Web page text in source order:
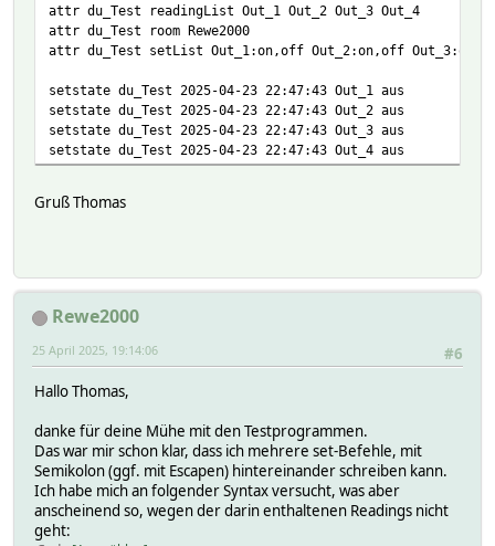
attr du_Test readingList Out_1 Out_2 Out_3 Out_4
attr du_Test room Rewe2000
attr du_Test setList Out_1:on,off Out_2:on,off
setstate du_Test 2025-04-23 22:47:43 Out_1 aus
setstate du_Test 2025-04-23 22:47:43 Out_2 aus
setstate du_Test 2025-04-23 22:47:43 Out_3 aus
setstate du_Test 2025-04-23 22:47:43 Out_4 aus
Gruß Thomas
Rewe2000
#6
25 April 2025, 19:14:06
Hallo Thomas,
danke für deine Mühe mit den Testprogrammen.
Das war mir schon klar, dass ich mehrere set-Befehle, mit
Semikolon (ggf. mit Escapen) hintereinander schreiben kann.
Ich habe mich an folgender Syntax versucht, was aber
anscheinend so, wegen der darin enthaltenen Readings nicht
geht: